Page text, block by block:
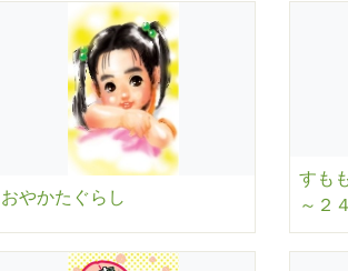
おやかたぐらし
すも
～２